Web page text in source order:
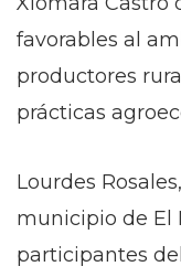
favorables al
productores
prácticas
Lourdes
municipio de El
participantes